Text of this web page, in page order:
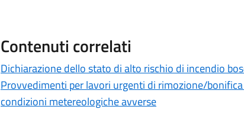
Contenuti correlati
Dichiarazione dello stato di alto rischio di incendio
Provvedimenti per lavori urgenti di rimozione/
condizioni metereologiche avverse